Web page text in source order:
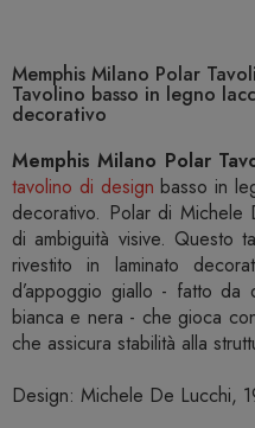
Memphis Milano Polar
Tavolino basso in legno
decorativo
Memphis Milano Polar
tavolino di design basso in
decorativo. Polar di
di ambiguità visive. Questo
rivestito in laminato
d’appoggio giallo - fatto da
bianca e nera - che gioca
che assicura stabilità alla
Design: Michele De Lucchi,